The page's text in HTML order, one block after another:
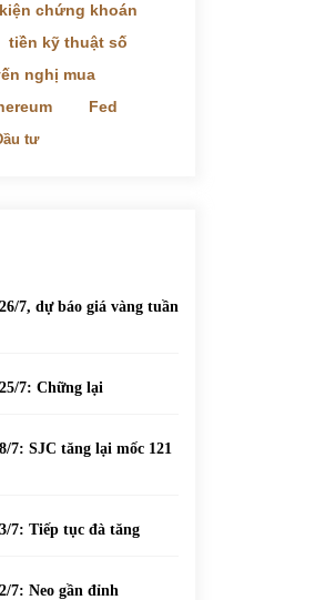
ngày 30/5/2022: Top 10 cổ
chứng khoán
tiền kỹ thuật số
nghị mua
Fed
tư
7, dự báo giá vàng tuần
7: Chững lại
7: SJC tăng lại mốc 121
7: Tiếp tục đà tăng
7: Neo gần đỉnh